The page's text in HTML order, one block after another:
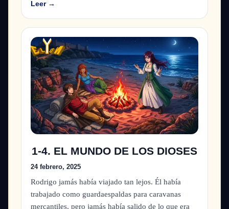
Leer →
1-4. EL MUNDO DE LOS DIOSES
24 febrero, 2025
Rodrigo jamás había viajado tan lejos. Él había
trabajado como guardaespaldas para caravanas
mercantiles, pero jamás había salido de lo que era